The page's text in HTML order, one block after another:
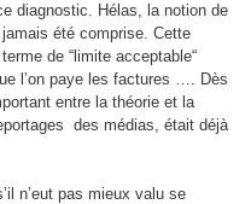
diagnostic. Hélas, la notion de
été comprise. Cette
de “limite acceptable“
l’on paye les factures …. Dès
entre la théorie et la
des médias, était déjà
n’eut pas mieux valu se